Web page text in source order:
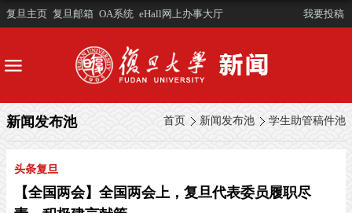
复旦主页 复旦邮箱 OA系统 eHall网上办事大厅 我要投稿
首页 新闻发布池 学生助管稿件池
新闻发布池
头条复旦
【全国两会】全国两会上，复旦代表委员履职尽